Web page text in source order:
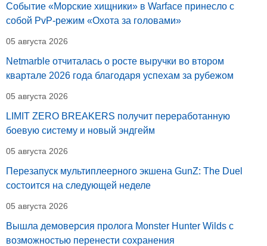
Событие «Морские хищники» в Warface принесло с
собой PvP-режим «Охота за головами»
05 августа 2026
Netmarble отчиталась о росте выручки во втором
квартале 2026 года благодаря успехам за рубежом
05 августа 2026
LIMIT ZERO BREAKERS получит переработанную
боевую систему и новый эндгейм
05 августа 2026
Перезапуск мультиплеерного экшена GunZ: The Duel
состоится на следующей неделе
05 августа 2026
Вышла демоверсия пролога Monster Hunter Wilds с
возможностью перенести сохранения